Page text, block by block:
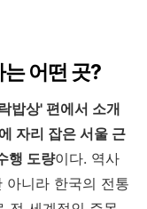
어떤 곳?
밥상' 편에서 소개
자리 잡은 서울 근
행 도량이다. 역사
아니라 한국의 전통